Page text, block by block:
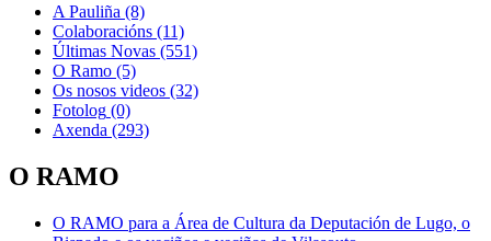
A Pauliña (8)
Colaboracións (11)
Últimas Novas (551)
O Ramo (5)
Os nosos videos (32)
Fotolog (0)
Axenda (293)
O RAMO
O RAMO para a Área de Cultura da Deputación de Lugo, o